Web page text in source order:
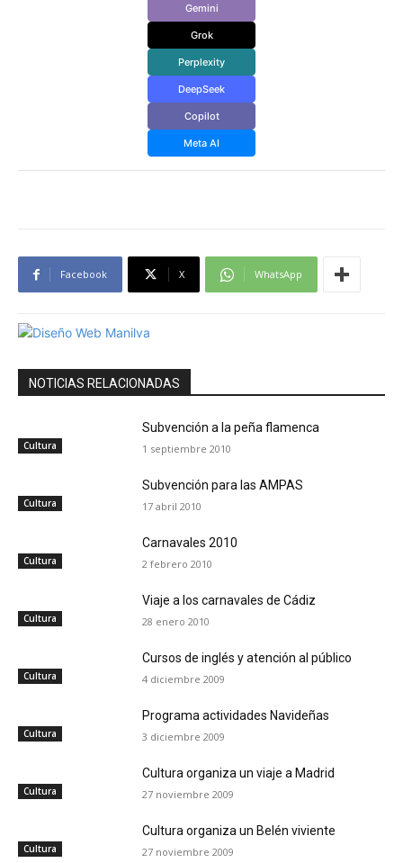
Gemini
Grok
Perplexity
DeepSeek
Copilot
Meta AI
Facebook X WhatsApp
NOTICIAS RELACIONADAS
Cultura
Subvención a la peña flamenca
1 septiembre 2010
Cultura
Subvención para las AMPAS
17 abril 2010
Cultura
Carnavales 2010
2 febrero 2010
Cultura
Viaje a los carnavales de Cádiz
28 enero 2010
Cultura
Cursos de inglés y atención al público
4 diciembre 2009
Cultura
Programa actividades Navideñas
3 diciembre 2009
Cultura
Cultura organiza un viaje a Madrid
27 noviembre 2009
Cultura
Cultura organiza un Belén viviente
27 noviembre 2009